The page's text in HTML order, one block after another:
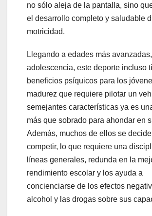
no sólo aleja de la pantalla, sino
el desarrollo completo y saludable
motricidad.
Llegando a edades más
adolescencia, este deporte incluso
beneficios psíquicos para los
madurez que requiere pilotar un
semejantes características ya es
más que sobrado para ahondar en
Además, muchos de ellos se
competir, lo que requiere una
líneas generales, redunda en la
rendimiento escolar y los ayuda a
concienciarse de los efectos
alcohol y las drogas sobre sus